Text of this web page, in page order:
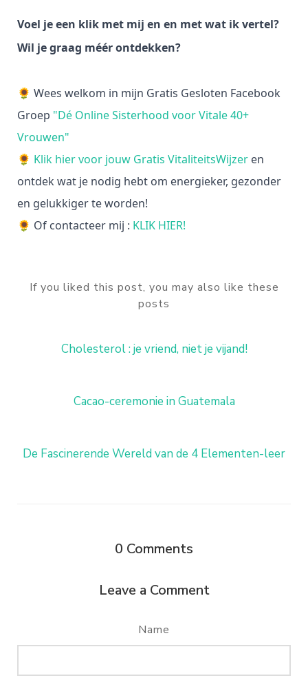
Voel je een klik met mij en en met wat ik vertel?
Wil je graag méér ontdekken?
🌻 Wees welkom in mijn Gratis Gesloten Facebook
Groep "Dé Online Sisterhood voor Vitale 40+
Vrouwen"
🌻 Klik hier voor jouw Gratis VitaliteitsWijzer en
ontdek wat je nodig hebt om energieker, gezonder
en gelukkiger te worden!
🌻 Of contacteer mij : KLIK HIER!
If you liked this post, you may also like these
posts
Cholesterol : je vriend, niet je vijand!
Cacao-ceremonie in Guatemala
De Fascinerende Wereld van de 4 Elementen-leer
0 Comments
Leave a Comment
Name